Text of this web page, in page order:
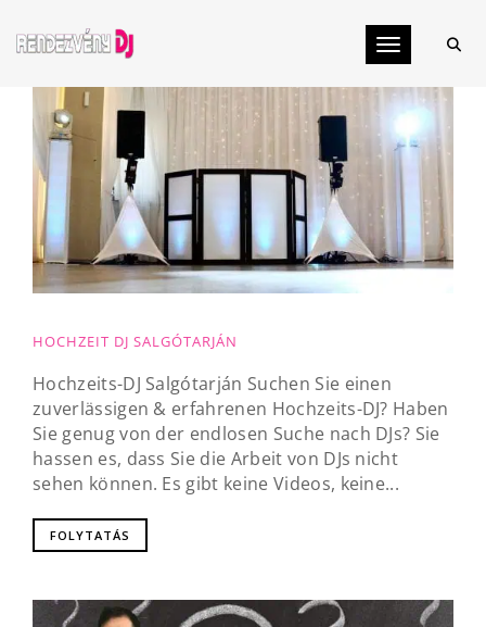
Toggle
HOCHZEIT DJ SALGÓTARJÁN
Hochzeits-DJ Salgótarján Suchen Sie einen
zuverlässigen & erfahrenen Hochzeits-DJ? Haben
Sie genug von der endlosen Suche nach DJs? Sie
hassen es, dass Sie die Arbeit von DJs nicht
sehen können. Es gibt keine Videos, keine...
FOLYTATÁS